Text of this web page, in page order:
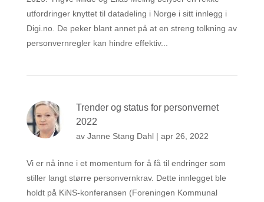
utfordringer knyttet til datadeling i Norge i sitt innlegg i
Digi.no. De peker blant annet på at en streng tolkning av
personvernregler kan hindre effektiv...
Trender og status for personvernet
2022
av Janne Stang Dahl| apr 26, 2022
Vi er nå inne i et momentum for å få til endringer som
stiller langt større personvernkrav. Dette innlegget ble
holdt på KiNS-konferansen (Foreningen Kommunal